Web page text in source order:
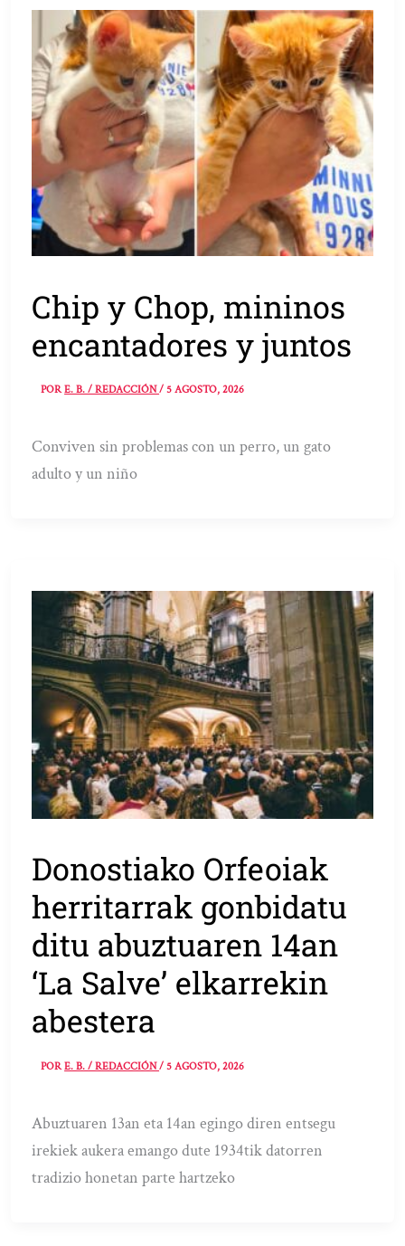
Chip y Chop, mininos
encantadores y juntos
PORE. B. / REDACCIÓN/5 AGOSTO, 2026
Conviven sin problemas con un perro, un gato
adulto y un niño
Donostiako Orfeoiak
herritarrak gonbidatu
ditu abuztuaren 14an
‘La Salve’ elkarrekin
abestera
PORE. B. / REDACCIÓN/5 AGOSTO, 2026
Abuztuaren 13an eta 14an egingo diren entsegu
irekiek aukera emango dute 1934tik datorren
tradizio honetan parte hartzeko